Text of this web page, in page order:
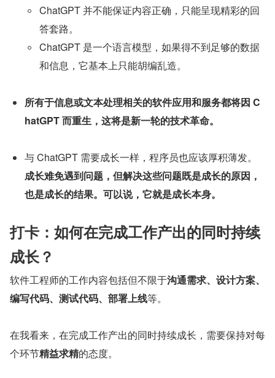
ChatGPT 并不能保证内容正确，只能呈现精彩的回
答套路。
ChatGPT 是一个语言模型，如果得不到足够的数据
和信息，它基本上只能胡编乱造。
所有于信息或文本处理相关的软件应用和服务都将因 C
hatGPT 而重生，这将是新一轮的技术革命。
与 ChatGPT 需要成长一样，程序员也应该厚积薄发。
成长难免遇到问题，但解决这些问题既是成长的原因，
也是成长的结果。可以说，它就是成长本身。
打卡：如何在完成工作产出的同时持续
成长？
软件工程师的工作内容包括但不限于沟通需求、设计方案、
编写代码、测试代码、部署上线等。
在我看来，在完成工作产出的同时持续成长，需要保持对每
个环节精益求精的态度。